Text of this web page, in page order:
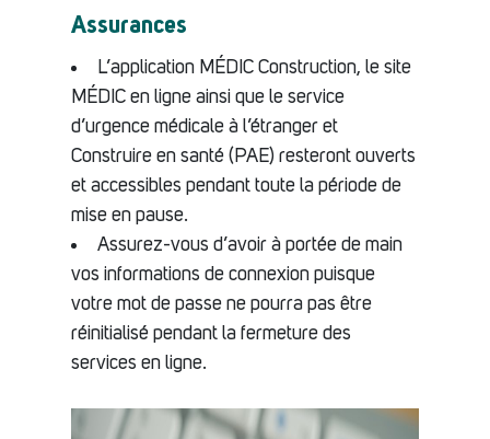
Assurances
L’application MÉDIC Construction, le site
MÉDIC en ligne ainsi que le service
d’urgence médicale à l’étranger et
Construire en santé (PAE) resteront ouverts
et accessibles pendant toute la période de
mise en pause.
Assurez-vous d’avoir à portée de main
vos informations de connexion puisque
votre mot de passe ne pourra pas être
réinitialisé pendant la fermeture des
services en ligne.